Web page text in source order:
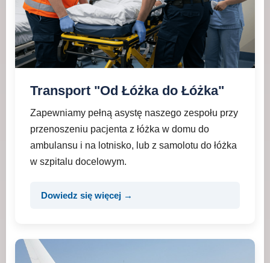
Transport "Od Łóżka do Łóżka"
Zapewniamy pełną asystę naszego zespołu przy
przenoszeniu pacjenta z łóżka w domu do
ambulansu i na lotnisko, lub z samolotu do łóżka
w szpitalu docelowym.
Dowiedz się więcej →